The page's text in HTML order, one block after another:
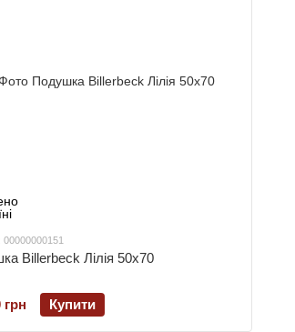
00000000151
Billerbeck Лілія 50х70
грн Купити